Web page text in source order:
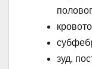
зуд,